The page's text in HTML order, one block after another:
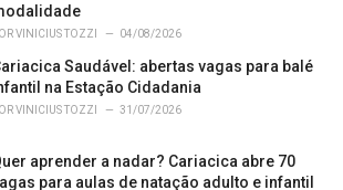
VINICIUS TOZZI 04/08/2026
Saudável: abertas vagas para balé
na Estação Cidadania
VINICIUS TOZZI 31/07/2026
aprender a nadar? Cariacica abre 70
para aulas de natação adulto e infantil